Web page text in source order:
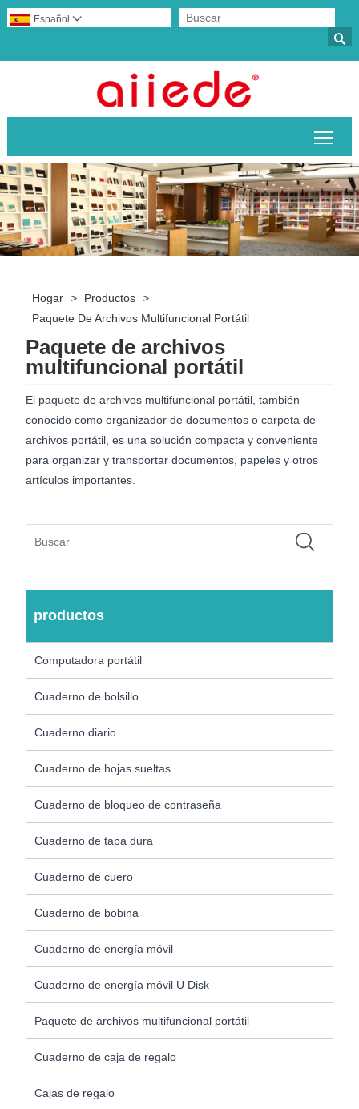

Español 
Hogar > Productos >
Paquete De Archivos Multifuncional Portátil
Paquete de archivos
multifuncional portátil
El paquete de archivos multifuncional portátil, también
conocido como organizador de documentos o carpeta de
archivos portátil, es una solución compacta y conveniente
para organizar y transportar documentos, papeles y otros
artículos importantes.
productos
Computadora portátil
Cuaderno de bolsillo
Cuaderno diario
Cuaderno de hojas sueltas
Cuaderno de bloqueo de contraseña
Cuaderno de tapa dura
Cuaderno de cuero
Cuaderno de bobina
Cuaderno de energía móvil
Cuaderno de energía móvil U Disk
Paquete de archivos multifuncional portátil
Cuaderno de caja de regalo
Cajas de regalo